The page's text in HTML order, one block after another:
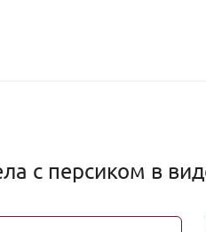
с персиком в